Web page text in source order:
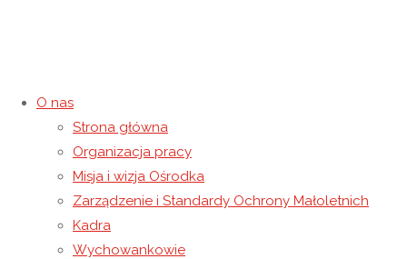
O nas
Strona główna
Organizacja pracy
Misja i wizja Ośrodka
Zarządzenie i Standardy Ochrony Małoletnich
Kadra
Wychowankowie
Konkurs Mali Wydawcy
9 kwietnia 201710 maja 2021 Rok szkolny 2016-2017
Strona główna Rok szkolny 2016-2017
Wydawcy